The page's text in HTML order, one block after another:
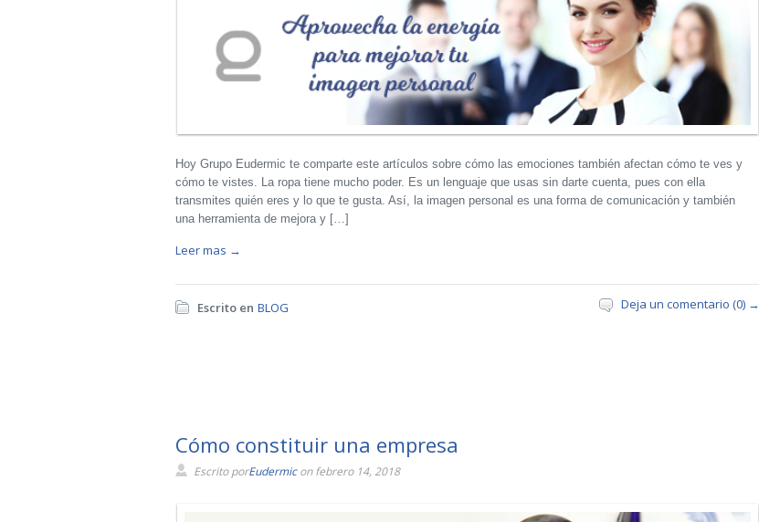
Hoy Grupo Eudermic te comparte este artículos sobre cómo las emociones también afectan cómo te ves y
cómo te vistes. La ropa tiene mucho poder. Es un lenguaje que usas sin darte cuenta, pues con ella
transmites quién eres y lo que te gusta. Así, la imagen personal es una forma de comunicación y también
una herramienta de mejora y […]
Leer mas →
Escrito en BLOG Deja un comentario (0) →
Cómo constituir una empresa
Escrito porEudermicon febrero 14, 2018